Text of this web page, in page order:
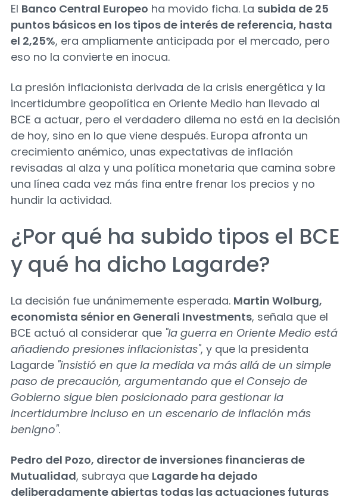
El Banco Central Europeo ha movido ficha. La subida de 25
puntos básicos en los tipos de interés de referencia, hasta
el 2,25%, era ampliamente anticipada por el mercado, pero
eso no la convierte en inocua.
La presión inflacionista derivada de la crisis energética y la
incertidumbre geopolítica en Oriente Medio han llevado al
BCE a actuar, pero el verdadero dilema no está en la decisión
de hoy, sino en lo que viene después. Europa afronta un
crecimiento anémico, unas expectativas de inflación
revisadas al alza y una política monetaria que camina sobre
una línea cada vez más fina entre frenar los precios y no
hundir la actividad.
¿Por qué ha subido tipos el BCE
y qué ha dicho Lagarde?
La decisión fue unánimemente esperada. Martin Wolburg,
economista sénior en Generali Investments, señala que el
BCE actuó al considerar que "la guerra en Oriente Medio está
añadiendo presiones inflacionistas", y que la presidenta
Lagarde "insistió en que la medida va más allá de un simple
paso de precaución, argumentando que el Consejo de
Gobierno sigue bien posicionado para gestionar la
incertidumbre incluso en un escenario de inflación más
benigno".
Pedro del Pozo, director de inversiones financieras de
Mutualidad, subraya que Lagarde ha dejado
deliberadamente abiertas todas las actuaciones futuras